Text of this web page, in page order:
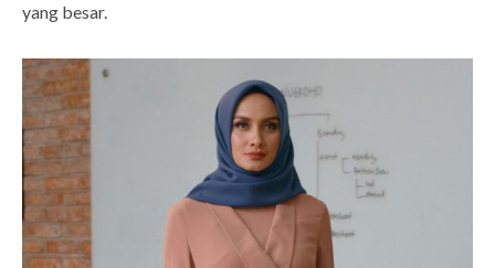
yang besar.